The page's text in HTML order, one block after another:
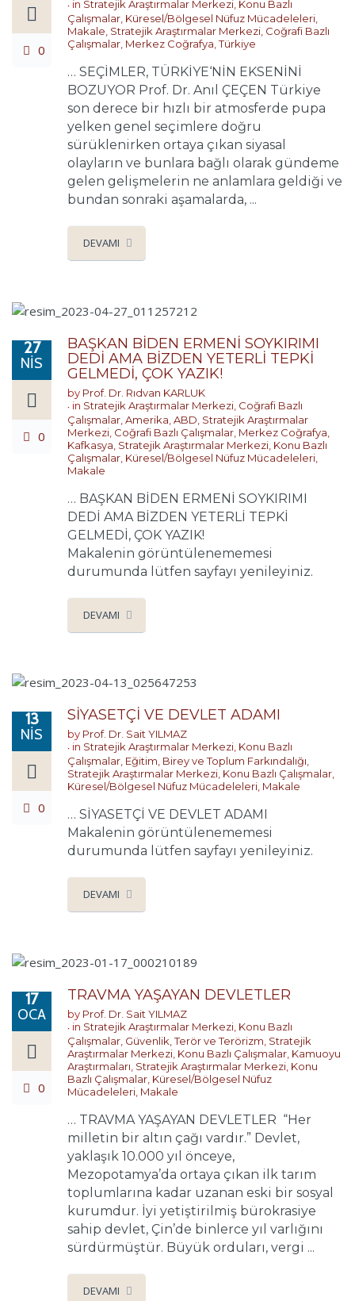
0
in Stratejik Araştırmalar Merkezi, Konu Bazlı
Çalışmalar, Küresel/Bölgesel Nüfuz Mücadeleleri,
Makale, Stratejik Araştırmalar Merkezi, Coğrafi Bazlı
Çalışmalar, Merkez Coğrafya,Türkiye
… SEÇİMLER, TÜRKİYE‘NİN EKSENİNİ
BOZUYOR Prof. Dr. Anıl ÇEÇEN Türkiye
son derece bir hızlı bir atmosferde pupa
yelken genel seçimlere doğru
sürüklenirken ortaya çıkan siyasal
olayların ve bunlara bağlı olarak gündeme
gelen gelişmelerin ne anlamlara geldiği ve
bundan sonraki aşamalarda, ...
DEVAMI
27
NIS
0
BAŞKAN BİDEN ERMENİ SOYKIRIMI
DEDİ AMA BİZDEN YETERLİ TEPKİ
GELMEDİ, ÇOK YAZIK!
by Prof. Dr. Rıdvan KARLUK
in Stratejik Araştırmalar Merkezi Coğrafi Bazlı
Çalışmalar Amerika ABD Stratejik Araştırmalar
Merkezi Coğrafi Bazlı Çalışmalar Merkez Coğrafya
Kafkasya Stratejik Araştırmalar Merkezi Konu Bazlı
Çalışmalar Küresel/Bölgesel Nüfuz Mücadeleleri
Makale
… BAŞKAN BİDEN ERMENİ SOYKIRIMI
DEDİ AMA BİZDEN YETERLİ TEPKİ
GELMEDİ, ÇOK YAZIK!
Makalenin görüntülenememesi
durumunda lütfen sayfayı yenileyiniz.
DEVAMI
13
NIS
0
SİYASETÇİ VE DEVLET ADAMI
by Prof. Dr. Sait YILMAZ
in Stratejik Araştırmalar Merkezi, Konu Bazlı
Çalışmalar, Eğitim, Birey ve Toplum Farkındalığı,
Stratejik Araştırmalar Merkezi, Konu Bazlı Çalışmalar,
Küresel/Bölgesel Nüfuz Mücadeleleri, Makale
… SİYASETÇİ VE DEVLET ADAMI
Makalenin görüntülenememesi
durumunda lütfen sayfayı yenileyiniz.
DEVAMI
17
OCA
0
TRAVMA YAŞAYAN DEVLETLER
by Prof. Dr. Sait YILMAZ
in Stratejik Araştırmalar Merkezi Konu Bazlı
Çalışmalar Güvenlik, Terör ve Terörizm Stratejik
Araştırmalar Merkezi Konu Bazlı Çalışmalar Kamuoyu
Araştırmaları Stratejik Araştırmalar Merkezi Konu
Bazlı Çalışmalar Küresel/Bölgesel Nüfuz
Mücadeleleri Makale
… TRAVMA YAŞAYAN DEVLETLER “Her
milletin bir altın çağı vardır.” Devlet,
yaklaşık 10.000 yıl önceye,
Mezopotamya’da ortaya çıkan ilk tarım
toplumlarına kadar uzanan eski bir sosyal
kurumdur. İyi yetiştirilmiş bürokrasiye
sahip devlet, Çin’de binlerce yıl varlığını
sürdürmüştür. Büyük orduları, vergi ...
DEVAMI